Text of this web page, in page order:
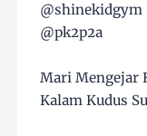
@shinekidgym
@pk2p2a
Mari Mengejar
Kalam Kudus